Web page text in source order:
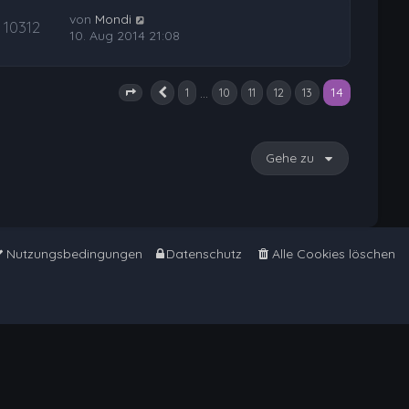
10312 von Mondi
10. Aug 2014 21:08
Seite 14 von14
Vorherige
1 10 11 12 13 14
Gehe zu
Alle Cookies löschen
Datenschutz
Nutzungsbedingungen